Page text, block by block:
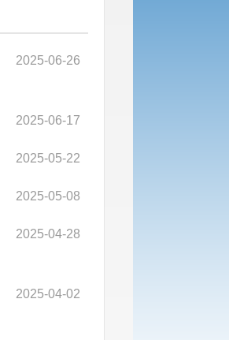
2025-06-26
2025-06-17
2025-05-22
2025-05-08
2025-04-28
2025-04-02